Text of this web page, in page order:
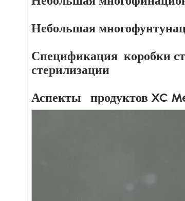
Небольшая
Спецификация коробки
стерилизации
Аспекты продуктов XC